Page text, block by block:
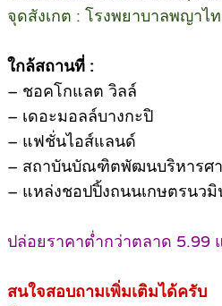
จุดสังเกต : โรงพยาบาลพญาไ
ใกล้สถานที่ :
– ชอคโกแลต วิลล์
– เดอะมอลล์บางกะปิ
– แฟชั่นไอส์แลนด์
– สถาบันบัณฑิตพัฒนบริหารศ
– แหล่งชอปปิ้งถนนเกษตรนว
ปล่อยราคาต่ำกว่าตลาด 5.99
สนใจสอบถามเพิ่มเติมได้ครับ